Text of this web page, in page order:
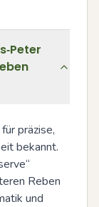
präzise,
bekannt.
Reben
und